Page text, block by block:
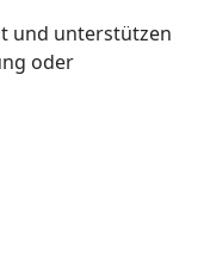
und unterstützen
oder